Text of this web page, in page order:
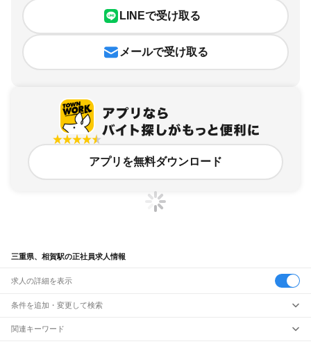
LINEで受け取る
メールで受け取る
アプリを無料ダウンロード
三重県、相賀駅の正社員求人情報
求人の詳細を表示
条件を追加・変更して検索
市区町村を追加・変更
関連キーワード